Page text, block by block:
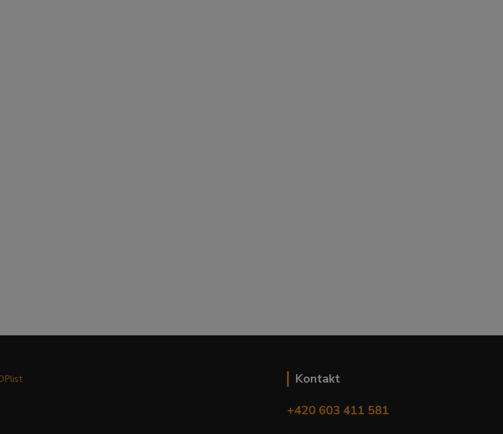
Kontakt
+420 603 411 581